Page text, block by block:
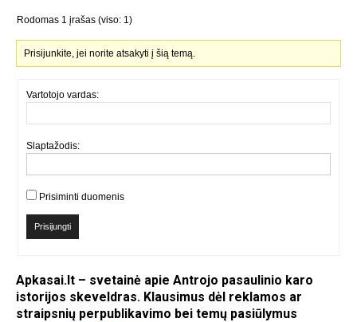
Rodomas 1 įrašas (viso: 1)
Prisijunkite, jei norite atsakyti į šią temą.
Vartotojo vardas:
Slaptažodis:
Prisiminti duomenis
Prisijungti
Apkasai.lt – svetainė apie Antrojo pasaulinio karo
istorijos skeveldras. Klausimus dėl reklamos ar
straipsnių perpublikavimo bei temų pasiūlymus